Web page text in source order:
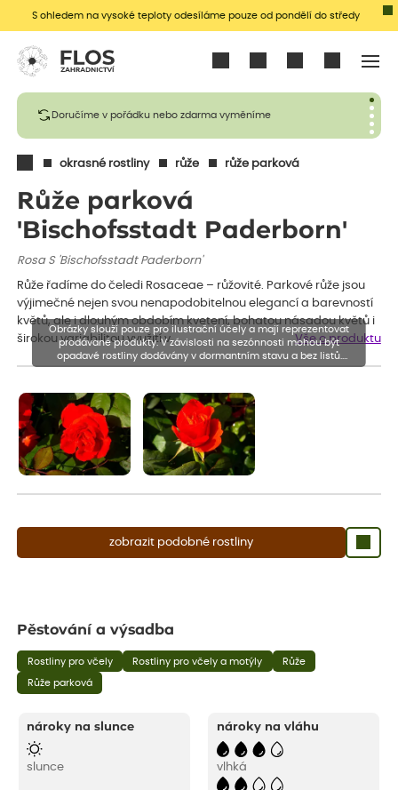
S ohledem na vysoké teploty odesíláme pouze od pondělí do středy
Doručíme v pořádku nebo zdarma vyměníme
okrasné rostliny růže růže parková
Růže parková
'Bischofsstadt Paderborn'
Rosa S 'Bischofsstadt Paderborn'
Růže řadíme do čeledi Rosaceae – růžovité. Parkové růže jsou
výjimečné nejen svou nenapodobitelnou elegancí a barevností
květů, ale i dlouhým obdobím kvetení, bohatou násadou květů i
širokou variabilitou využití v…
Vše o produktu
zobrazit podobné rostliny
Obrázky slouží pouze pro ilustrační účely a mají reprezentovat
prodávané produkty. V závislosti na sezónnosti mohou být
opadavé rostliny dodávány v dormantním stavu a bez listů.
Rostliny mohou být také sestřiženy níže, než je uvedená výška,
Pěstování a výsadba
Rostliny pro včely Rostliny pro včely a motýly Růže
Růže parková
nároky na slunce
slunce
nároky na vláhu
vlhká